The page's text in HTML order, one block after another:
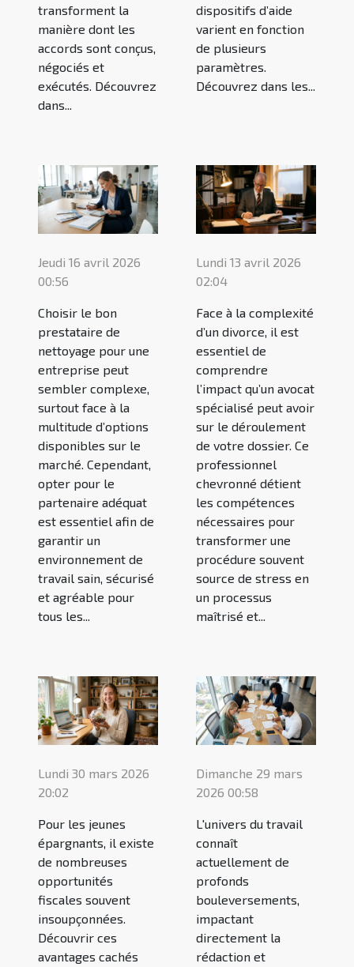
transforment la
manière dont les
accords sont conçus,
négociés et
exécutés. Découvrez
dans...
dispositifs d’aide
varient en fonction
de plusieurs
paramètres.
Découvrez dans les...
Jeudi 16 avril 2026
00:56
Choisir le bon
prestataire de
nettoyage pour une
entreprise peut
sembler complexe,
surtout face à la
multitude d’options
disponibles sur le
marché. Cependant,
opter pour le
partenaire adéquat
est essentiel afin de
garantir un
environnement de
travail sain, sécurisé
et agréable pour
tous les...
Lundi 13 avril 2026
02:04
Face à la complexité
d’un divorce, il est
essentiel de
comprendre
l’impact qu’un avocat
spécialisé peut avoir
sur le déroulement
de votre dossier. Ce
professionnel
chevronné détient
les compétences
nécessaires pour
transformer une
procédure souvent
source de stress en
un processus
maîtrisé et...
Lundi 30 mars 2026
20:02
Pour les jeunes
épargnants, il existe
de nombreuses
opportunités
fiscales souvent
insoupçonnées.
Découvrir ces
avantages cachés
Dimanche 29 mars
2026 00:58
L'univers du travail
connaît
actuellement de
profonds
bouleversements,
impactant
directement la
rédaction et